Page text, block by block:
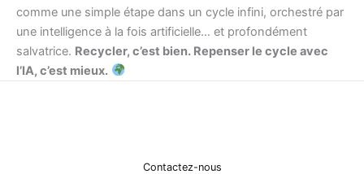
comme une simple étape dans un cycle infini, orchestré par
une intelligence à la fois artificielle… et profondément
salvatrice. Recycler, c’est bien. Repenser le cycle avec
l’IA, c’est mieux.
Contactez-nous